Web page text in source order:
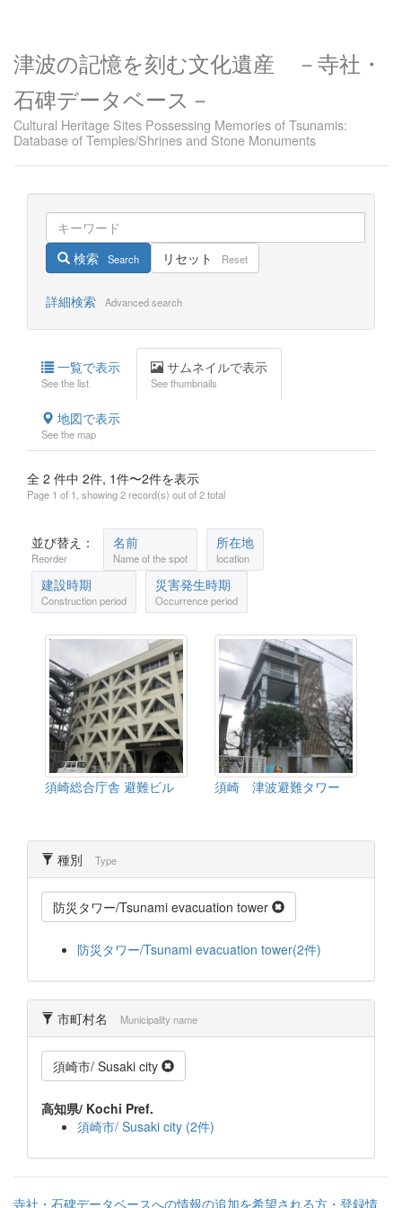
津波の記憶を刻む文化遺産 －寺社・
石碑データベース－
Cultural Heritage Sites Possessing Memories of Tsunamis:
Database of Temples/Shrines and Stone Monuments
検索 Search リセット Reset
詳細検索 Advanced search
一覧で表示
See the list
サムネイルで表示
See thumbnails
地図で表示
See the map
全 2 件中 2件, 1件〜2件を表示
Page 1 of 1, showing 2 record(s) out of 2 total
並び替え：
Reorder
名前
Name of the spot
所在地
location
建設時期
Construction period
災害発生時期
Occurrence period
須崎総合庁舎 避難ビル 須崎 津波避難タワー
種別 Type
防災タワー/Tsunami evacuation tower
防災タワー/Tsunami evacuation tower(2件)
市町村名 Municipality name
須崎市/ Susaki city
高知県/ Kochi Pref.
須崎市/ Susaki city (2件)
寺社・石碑データベースへの情報の追加を希望される方・登録情